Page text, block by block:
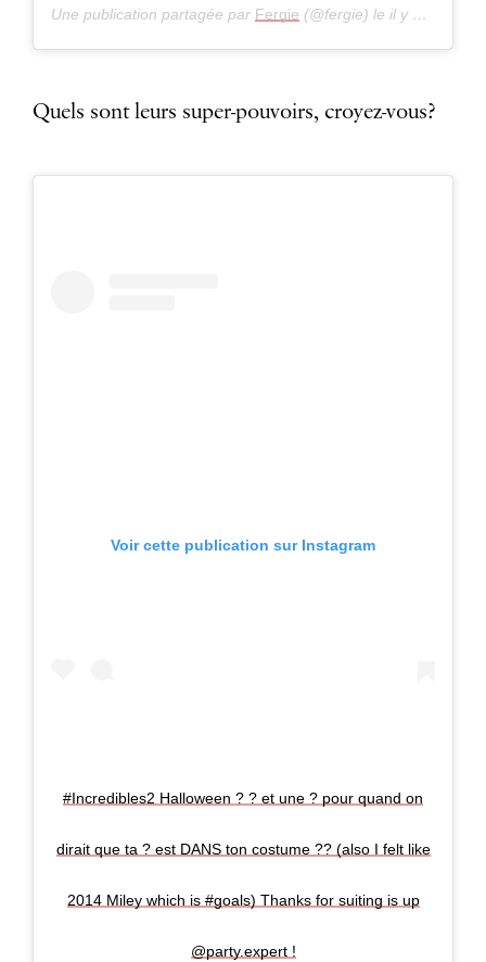
Une publication partagée par Fergie (@fergie) le il y a 8 ans
Quels sont leurs super-pouvoirs, croyez-vous?
Voir cette publication sur Instagram
#Incredibles2 Halloween ? ? et une ? pour quand on
dirait que ta ? est DANS ton costume ?? (also I felt like
2014 Miley which is #goals) Thanks for suiting is up
@party.expert !